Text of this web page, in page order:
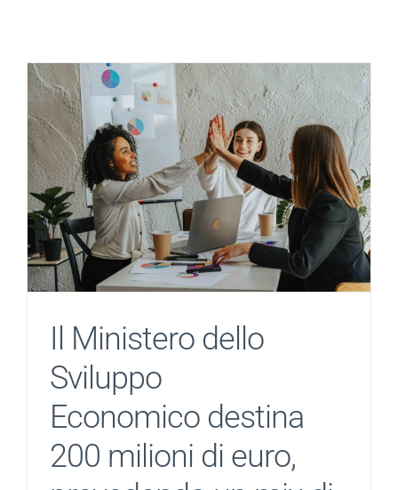
contenuto
Il Ministero dello
Sviluppo
Economico destina
200 milioni di euro,